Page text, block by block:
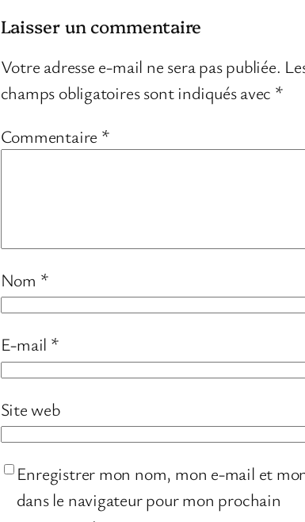
Laisser un commentaire
Votre adresse e-mail ne sera pas publiée.
champs obligatoires sont indiqués avec *
Commentaire *
Nom *
E-mail *
Site web
Enregistrer mon nom, mon e-mail et
dans le navigateur pour mon prochain